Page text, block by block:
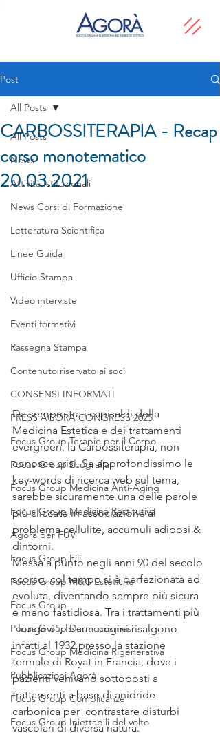
Post
All Posts
News
Attività Istituzionali
News Corsi di Formazione
Letteratura Scientifica
Linee Guida
Ufficio Stampa
Video interviste
Eventi formativi
Rassegna Stampa
Contenuto riservato ai soci
CONSENSI INFORMATI
PRESS AGORA CONGRESS 2025
Focus Group Terapie per il Corpo
Focus Group Ecografia
Focus Group Medicina Anti-Aging
Focus Group Medicina Restitutiva
Agorà per FUV
Focus Group Fili
Focus Group M&C Estetiche
Focus Group
Focus Group Dermocosmesi
Focus Group Medicina Rigenerativa
Pubblicazioni Agorà
Focus Group Complicanze
Focus Group Iniettabili del volto
All Posts
CARBOSSITERAPIA - Recap
corso monotematico
20.03.2021
Da sempre tra i capisaldi della
Medicina Estetica e dei trattamenti
evergreen, la Carbossiterapia, non
conosce crisi. Se approfondissimo le
key-words di ricerca web sul tema,
sarebbe sicuramente una delle parole
più cliccate in associazione al
problema cellulite, accumuli adiposi &
dintorni.
Messa a punto negli anni 90 del secolo
scorso, col tempo si è perfezionata ed
evoluta, diventando sempre più sicura
e meno fastidiosa. Tra i trattamenti più
"longevi", le sue origini risalgono
infatti al 1932 presso la stazione
termale di Royat in Francia, dove i
pazienti venivano sottoposti a
trattamenti a base di anidride
carbonica per  contrastare disturbi
vascolari di diversa natura.